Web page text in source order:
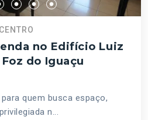
no Edifício Luiz
do Iguaçu
quem busca espaço,
n...